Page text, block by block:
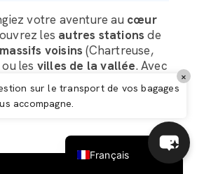
votre aventure au cœur
les autres stations de
massifs voisins (Chartreuse,
les villes de la vallée. Avec
voyagezl’esprit léger
de la montagne !
sur le transport de vos bagages
accompagne.
×
Français
Español
Italiano